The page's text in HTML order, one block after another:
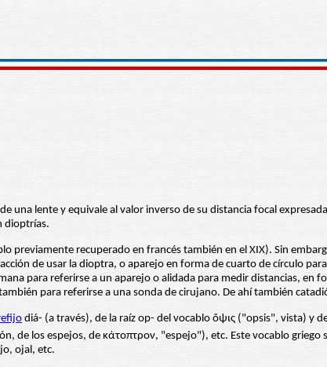
una lente y equivale al valor inverso de su distancia focal
dioptrías.
previamente recuperado en francés también en el XIX). Sin
de usar la dioptra, o aparejo en forma de cuarto de círculo
para referirse a un aparejo o alidada para medir distancias, en
para referirse a una sonda de cirujano. De ahí también
diá- (a través), de la raíz op- del vocablo ὄψις ("opsis", vista) y
los espejos, de κάτοπτρον, "espejo"), etc. Este vocablo griego
ojal, etc.